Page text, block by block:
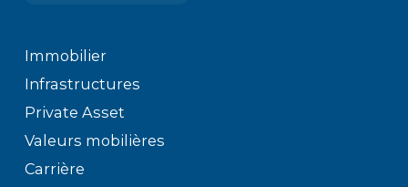
Immobilier
Infrastructures
Private Asset
Valeurs mobilières
Carrière